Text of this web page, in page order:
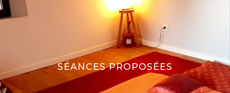
SÉANCES PROPOSÉES